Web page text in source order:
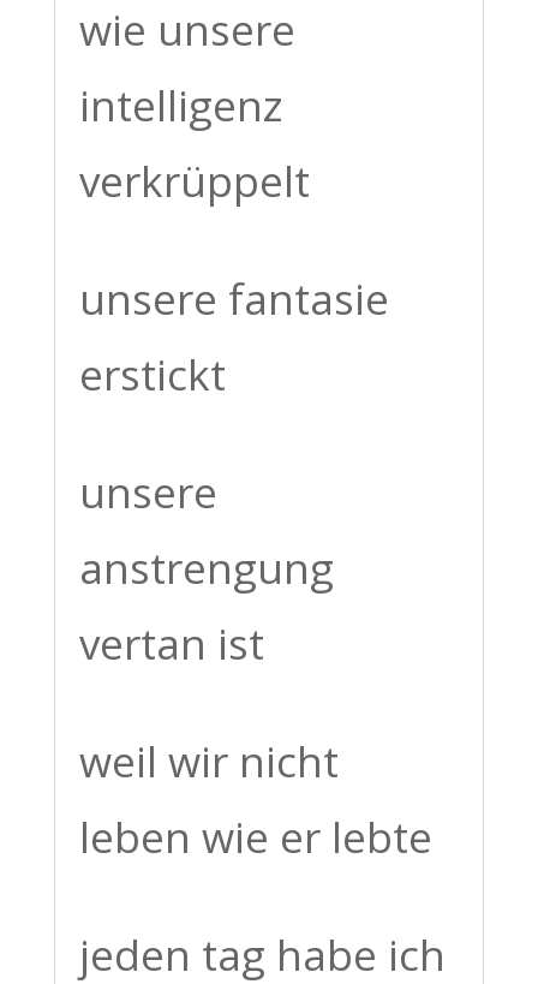
wie unsere
intelligenz
verkrüppelt
unsere fantasie
erstickt
unsere
anstrengung
vertan ist
weil wir nicht
leben wie er lebte
jeden tag habe ich